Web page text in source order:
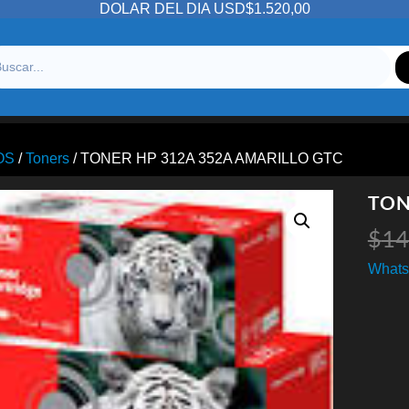
DOLAR DEL DIA USD$1.520,00
/Toners / TONER HP 312A 352A AMARILLO GTC
$